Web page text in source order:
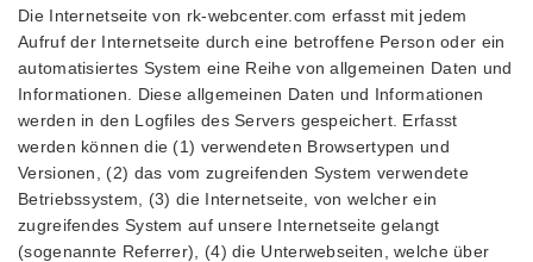
Die Internetseite von rk-webcenter.com erfasst mit jedem
Aufruf der Internetseite durch eine betroffene Person oder ein
automatisiertes System eine Reihe von allgemeinen Daten und
Informationen. Diese allgemeinen Daten und Informationen
werden in den Logfiles des Servers gespeichert. Erfasst
werden können die (1) verwendeten Browsertypen und
Versionen, (2) das vom zugreifenden System verwendete
Betriebssystem, (3) die Internetseite, von welcher ein
zugreifendes System auf unsere Internetseite gelangt
(sogenannte Referrer), (4) die Unterwebseiten, welche über